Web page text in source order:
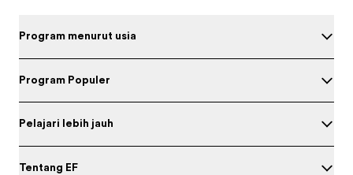
Program menurut usia
Program Populer
Pelajari lebih jauh
Tentang EF